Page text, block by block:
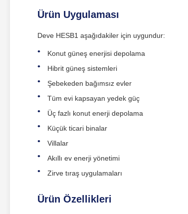
Ürün Uygulaması
Deve HESB1 aşağıdakiler için uygundur:
Konut güneş enerjisi depolama
Hibrit güneş sistemleri
Şebekeden bağımsız evler
Tüm evi kapsayan yedek güç
Üç fazlı konut enerji depolama
Küçük ticari binalar
Villalar
Akıllı ev enerji yönetimi
Zirve tıraş uygulamaları
Ürün Özellikleri